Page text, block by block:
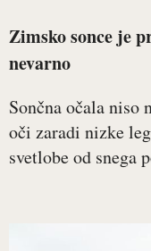
Zimsko sonce je
nevarno
Sončna očala niso
oči zaradi nizke
svetlobe od snega